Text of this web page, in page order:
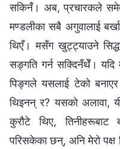
सकिनँ। अब, प्रचारकले समेत
मण्डलीका सबै अगुवालाई
थिएँ। मसँग खुट्ट्याउने
सङ्गति गर्न सक्दिनँथेँ। यदि
पिङ्गले यसलाई टेको बनाएर
थिइनन् र? यसको अलावा,
कुरौटे थिए, तिनीहरूबाट
परिसकेका छन्, अनि मेरो